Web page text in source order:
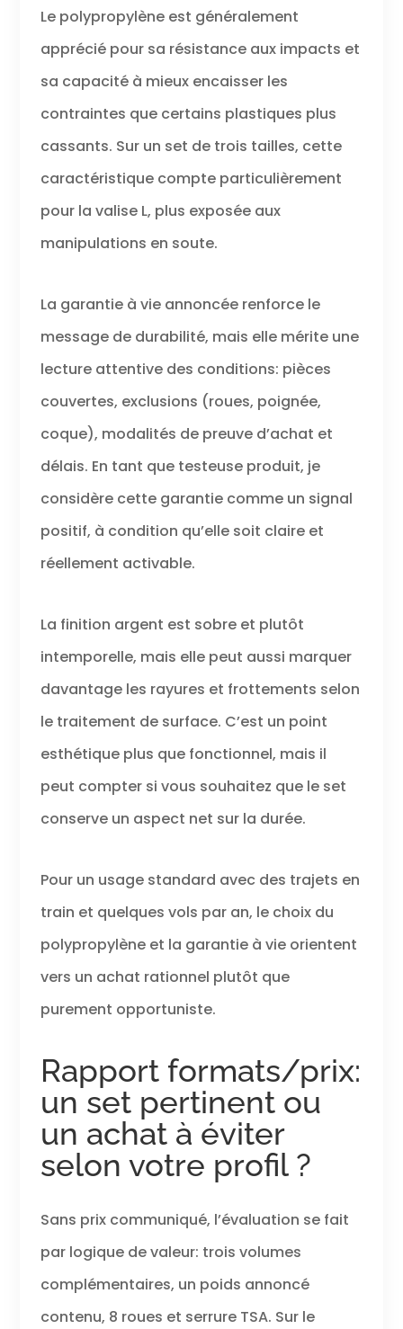
Le polypropylène est généralement
apprécié pour sa résistance aux impacts et
sa capacité à mieux encaisser les
contraintes que certains plastiques plus
cassants. Sur un set de trois tailles, cette
caractéristique compte particulièrement
pour la valise L, plus exposée aux
manipulations en soute.
La garantie à vie annoncée renforce le
message de durabilité, mais elle mérite une
lecture attentive des conditions: pièces
couvertes, exclusions (roues, poignée,
coque), modalités de preuve d’achat et
délais. En tant que testeuse produit, je
considère cette garantie comme un signal
positif, à condition qu’elle soit claire et
réellement activable.
La finition argent est sobre et plutôt
intemporelle, mais elle peut aussi marquer
davantage les rayures et frottements selon
le traitement de surface. C’est un point
esthétique plus que fonctionnel, mais il
peut compter si vous souhaitez que le set
conserve un aspect net sur la durée.
Pour un usage standard avec des trajets en
train et quelques vols par an, le choix du
polypropylène et la garantie à vie orientent
vers un achat rationnel plutôt que
purement opportuniste.
Rapport formats/prix:
un set pertinent ou
un achat à éviter
selon votre profil ?
Sans prix communiqué, l’évaluation se fait
par logique de valeur: trois volumes
complémentaires, un poids annoncé
contenu, 8 roues et serrure TSA. Sur le